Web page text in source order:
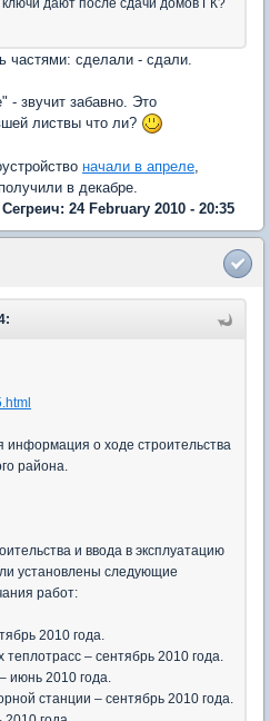
частями: сделали - сдали.
- звучит забавно. Это
листвы что ли?
начали в апреле,
в декабре.
24 February 2010 - 20:35
о ходе строительства
района.
и ввода в эксплуатацию
установлены следующие
работ:
2010 года.
теплотрасс – сентябрь 2010 года.
июнь 2010 года.
станции – сентябрь 2010 года.